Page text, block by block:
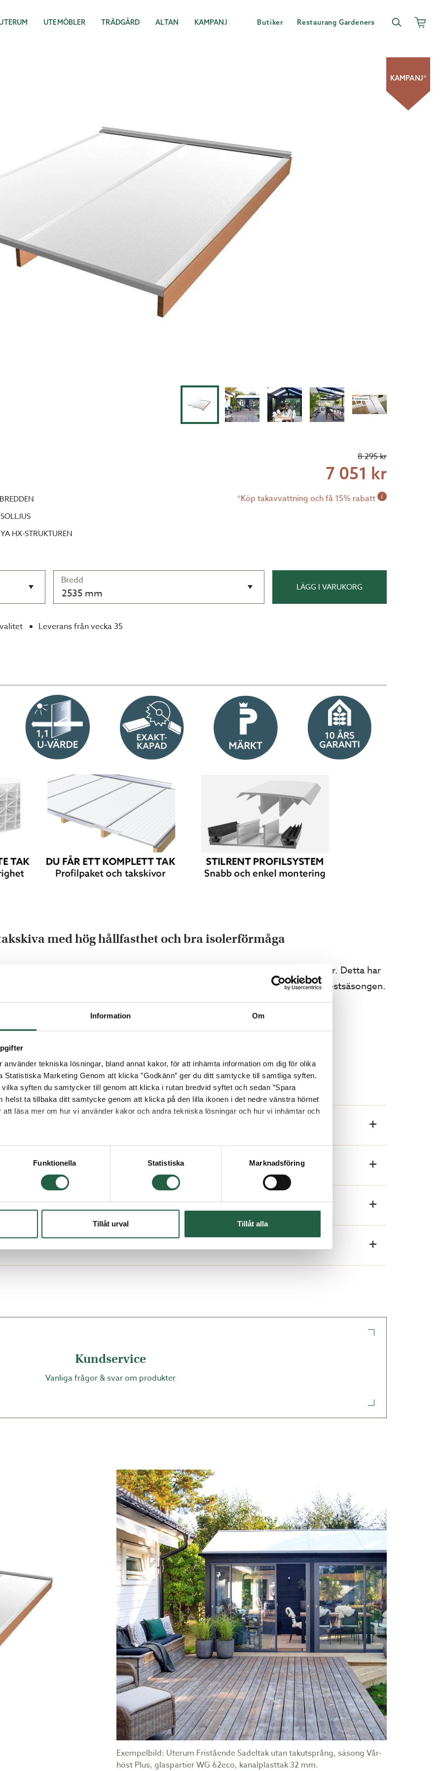
Information Om
använder tekniska lösningar, bland annat kakor, för att inhämta information om dig för olika
Statistiska Marketing Genom att klicka ”Godkänn” ger du ditt samtycke till samtliga syften.
syften du samtycker till genom att klicka i rutan bredvid syftet och sedan ”Spara
helst ta tillbaka ditt samtycke genom att klicka på den lilla ikonen i det nedre vänstra hörnet
att läsa mer om hur vi använder kakor och andra tekniska lösningar och hur vi inhämtar och
sekretesspolicy
Funktionella Statistiska Marknadsföring
Tillåt urval Tillåt alla
UTEMÖBLER TRÄDGÅRD ALTAN KAMPANJ Butiker Restaurang Gardeners
KAMPANJ*
HX-STRUKTUREN
8 295 kr
7 051 kr
*Köp takavvattning och få 15% rabatt i
Bredd
2535 mm LÄGG I VARUKORG
Leverans från vecka 35
med hög hållfasthet och bra isolerförmåga
säsongen ska du välja vårt 32 mm tak i kanalplast med HX-struktur. Detta har
Du kan därför värma upp och använda ditt uterum även under vår-höstsäsongen.
att det uppfyller EU:s, Sveriges och branschens högt ställda krav på
tak inkl. profilsystem.
i leveransen.
takskivor.
takskivor.
struktur.
i färgen vit
en minimilutning på 4 grader (=7 cm/m) . Vid behov kan våra tak lätt kapas både på
skivorna levereras alltid okapade. För att göra nödvändiga anpassningar till
och styvaste kanalplasttak. Isolertakets konstruktion med HX-struktur,
styvhet, jämfört med tradtionell kanalplast. Det gör att du kan slippa eller använda
och tvärreglar ingår ej vid av köp av komplett tak.
en konstruktion bestående av takstolar och tvärgående reglar.
av limträ. De stora temperaturskillnaderna gör att vanligt virke vrider sig och
på tvärreglar med max c/c-avstånd 600 mm.
(c/c) styrs av vilken takskiva som ska monteras. Se mer i monteringsanvisningen.
med konstruktionen går det bra att kapa både bredd och längd.
styrs av takets tjocklek och i vilken snözon taket monteras i. Se mer i
täcks av profiler målas med vit eller ljus färg. Mörka färger kan skapa värmebryggor som
Kundservice
Vanliga frågor & svar om produkter
Exempelbild: Uterum Fristående Sadeltak utan takutsprång, säsong Vår-
höst Plus, glaspartier WG 62eco, kanalplasttak 32 mm.